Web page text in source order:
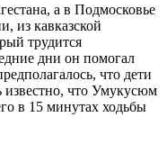
а в Подмосковье
из кавказской
трудится
дни он помогал
что дети
что Умукусюм
в 15 минутах ходьбы